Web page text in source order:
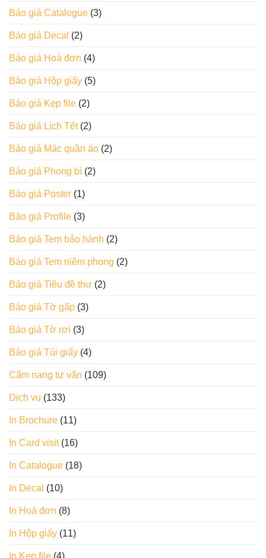
Báo giá Catalogue (3)
Báo giá Decal (2)
Báo giá Hoá đơn (4)
Báo giá Hộp giấy (5)
Báo giá Kẹp file (2)
Báo giá Lịch Tết(2)
Báo giá Mác quần áo (2)
Báo giá Phong bì (2)
Báo giá Poster (1)
Báo giá Profile (3)
Báo giá Tem bảo hành (2)
Báo giá Tem niêm phong (2)
Báo giá Tiêu đề thư (2)
Báo giá Tờ gấp (3)
Báo giá Tờ rơi (3)
Báo giá Túi giấy (4)
Cẩm nang tư vấn (109)
Dịch vụ (133)
In Brochure (11)
In Card visit(16)
In Catalogue (18)
In Decal (10)
In Hoá đơn (8)
In Hộp giấy (11)
In Kẹp file (4)